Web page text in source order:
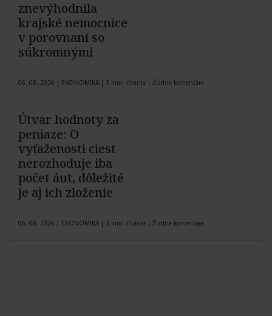
znevýhodnila
krajské nemocnice
v porovnaní so
súkromnými
06. 08. 2026 | EKONOMIKA | 3 min. čítania | Žiadne komentáre
Útvar hodnoty za
peniaze: O
vyťaženosti ciest
nerozhoduje iba
počet áut, dôležité
je aj ich zloženie
06. 08. 2026 | EKONOMIKA | 3 min. čítania | Žiadne komentáre